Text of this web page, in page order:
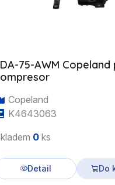
75-AWM
Copeland
K4643063
0 ks
Detail Do